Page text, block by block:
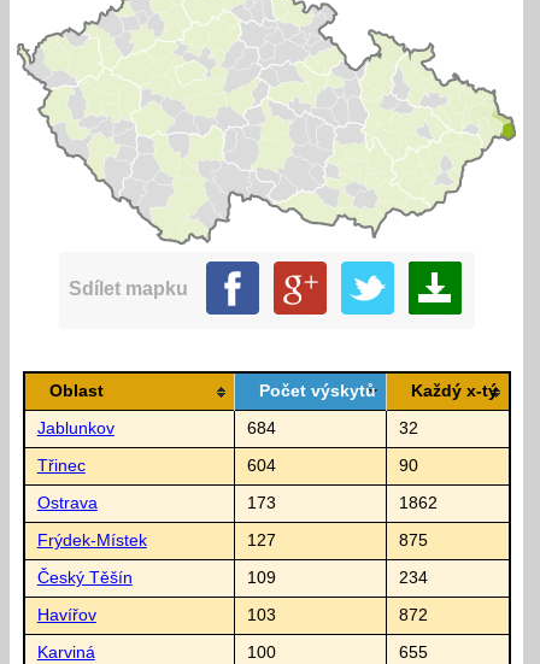
Sdílet mapku
Oblast Počet výskytů Každý x-tý
Jablunkov 684 32
Třinec 604 90
Ostrava 173 1862
Frýdek-Místek 127 875
Český Těšín 109 234
Havířov 103 872
Karviná 100 655